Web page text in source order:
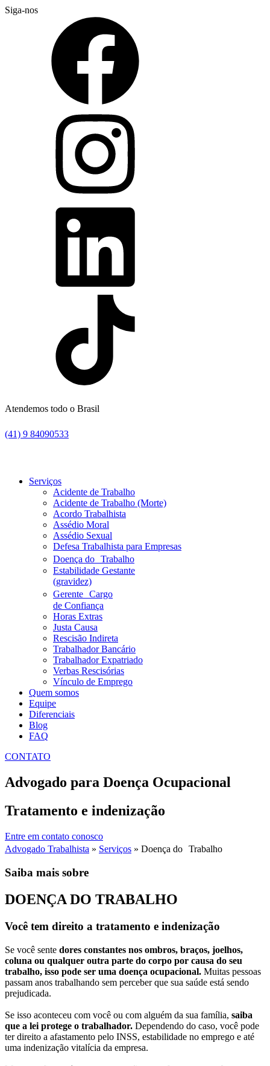
Siga-nos
Atendemos todo o Brasil
(41) 9 84090533
Serviços
Acidente de Trabalho
Acidente de Trabalho (Morte)
Acordo Trabalhista
Assédio Moral
Assédio Sexual
Defesa Trabalhista para Empresas
Doença do Trabalho
Estabilidade Gestante
(gravidez)
Gerente Cargo
de Confiança
Horas Extras
Justa Causa
Rescisão Indireta
Trabalhador Bancário
Trabalhador Expatriado
Verbas Rescisórias
Vínculo de Emprego
Quem somos
Equipe
Diferenciais
Blog
FAQ
CONTATO
Advogado para Doença Ocupacional
Tratamento e indenização
Entre em contato conosco
Advogado Trabalhista » Serviços » Doença do Trabalho
Saiba mais sobre
DOENÇA DO TRABALHO
Você tem direito a tratamento e indenização
Se você sente dores constantes nos ombros, braços, joelhos,
coluna ou qualquer outra parte do corpo por causa do seu
trabalho, isso pode ser uma doença ocupacional. Muitas pessoas
passam anos trabalhando sem perceber que sua saúde está sendo
prejudicada.
Se isso aconteceu com você ou com alguém da sua família, saiba
que a lei protege o trabalhador. Dependendo do caso, você pode
ter direito a afastamento pelo INSS, estabilidade no emprego e até
uma indenização vitalícia da empresa.